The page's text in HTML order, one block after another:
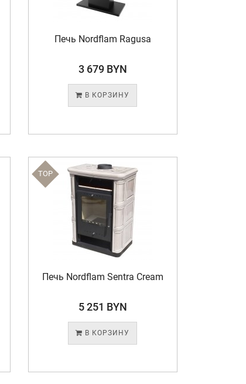
Печь Nordflam Ragusa
3 679 BYN
В КОРЗИНУ
TOP
Печь Nordflam Sentra Cream
5 251 BYN
В КОРЗИНУ